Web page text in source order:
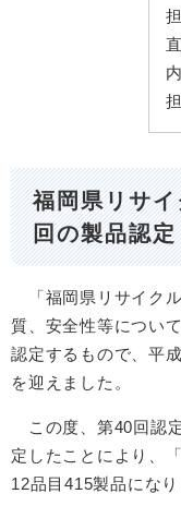
福岡県リサ
回の製品認定
「福岡県リサイク
質、安全性等につい
認定するもので、平
を迎えました。
この度、第40回認
定したことにより、
12品目415製品になり